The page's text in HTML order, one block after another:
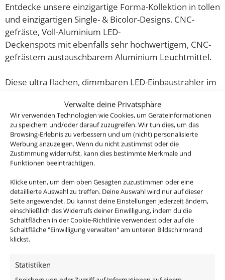
Verwalte deine Privatsphäre
Wir verwenden Technologien wie Cookies, um Geräteinformationen
zu speichern und/oder darauf zuzugreifen. Wir tun dies, um das
Browsing-Erlebnis zu verbessern und um (nicht) personalisierte
Werbung anzuzeigen. Wenn du nicht zustimmst oder die
Zustimmung widerrufst, kann dies bestimmte Merkmale und
Funktionen beeinträchtigen.
Klicke unten, um dem oben Gesagten zuzustimmen oder eine
detaillierte Auswahl zu treffen. Deine Auswahl wird nur auf dieser
Seite angewendet. Du kannst deine Einstellungen jederzeit ändern,
einschließlich des Widerrufs deiner Einwilligung, indem du die
Schaltflächen in der Cookie-Richtlinie verwendest oder auf die
Schaltfläche "Einwilligung verwalten" am unteren Bildschirmrand
klickst.
Statistiken
Entdecke unsere einzigartige Forma-Kollektion in tollen
und einzigartigen Single- & Bicolor-Designs. CNC-
gefräste, Voll-Aluminium LED-
Deckenspots mit ebenfalls sehr hochwertigem, CNC-
gefrästem austauschbarem Aluminium Leuchtmittel.
Diese ultra flachen, dimmbaren LED-Einbaustrahler im
modern aus, sondern erzeugen auch ein helles und
sehr angenehmes Licht für deine Wohnräume und das
mit 80-90% weniger Energieverbrauch im Gegensatz
zu den alten Halogenlampen.
Passendes Zubehör:
DALI Dimmaktor
Funkdimmer